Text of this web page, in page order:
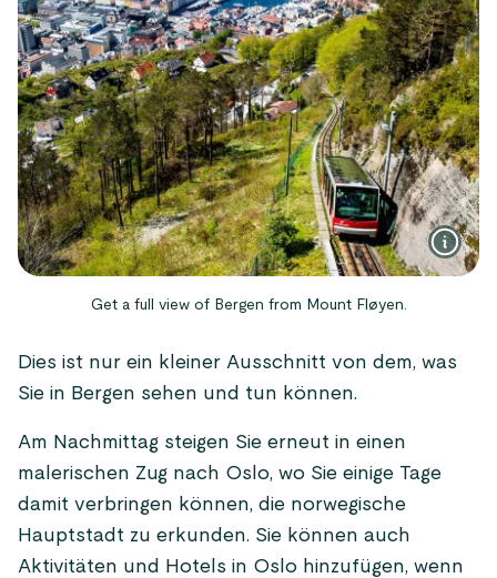
Get a full view of Bergen from Mount Fløyen.
Dies ist nur ein kleiner Ausschnitt von dem, was
Sie in Bergen sehen und tun können.
Am Nachmittag steigen Sie erneut in einen
malerischen Zug nach Oslo, wo Sie einige Tage
damit verbringen können, die norwegische
Hauptstadt zu erkunden. Sie können auch
Aktivitäten und Hotels in Oslo hinzufügen, wenn